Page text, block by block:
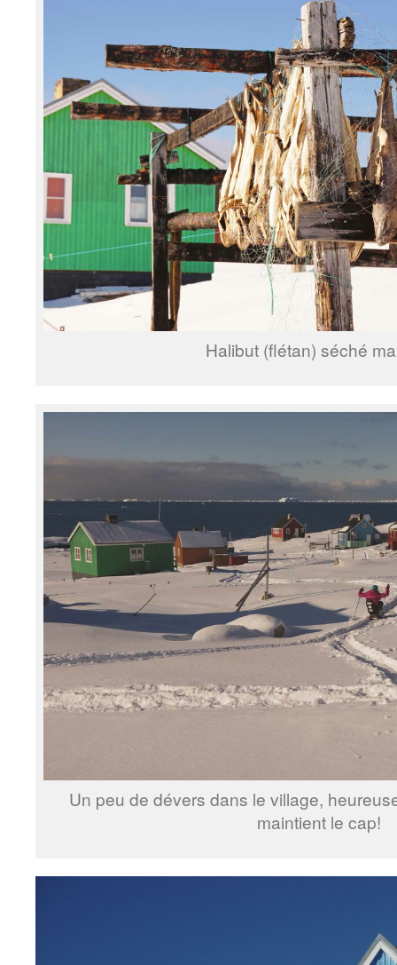
Halibut (flétan) séché
Un peu de dévers dans le village,
maintient le cap!